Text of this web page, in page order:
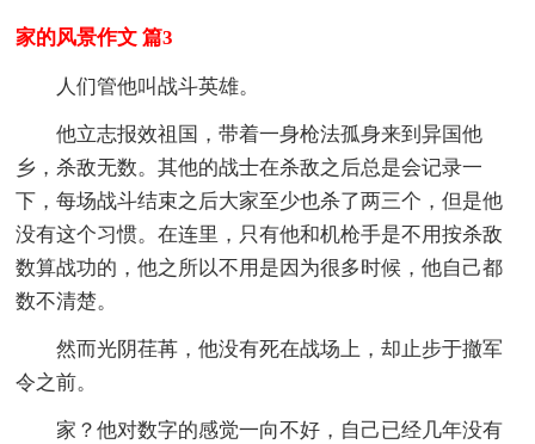
家的风景作文 篇3
人们管他叫战斗英雄。
他立志报效祖国，带着一身枪法孤身来到异国他
乡，杀敌无数。其他的战士在杀敌之后总是会记录一
下，每场战斗结束之后大家至少也杀了两三个，但是他
没有这个习惯。在连里，只有他和机枪手是不用按杀敌
数算战功的，他之所以不用是因为很多时候，他自己都
数不清楚。
然而光阴荏苒，他没有死在战场上，却止步于撤军
令之前。
家？他对数字的感觉一向不好，自己已经几年没有